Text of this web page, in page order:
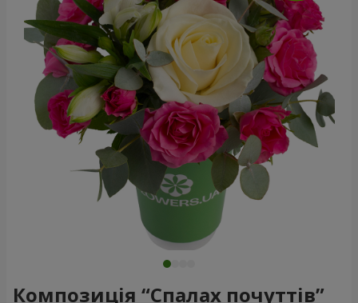
Композиція “Спалах почуттів”